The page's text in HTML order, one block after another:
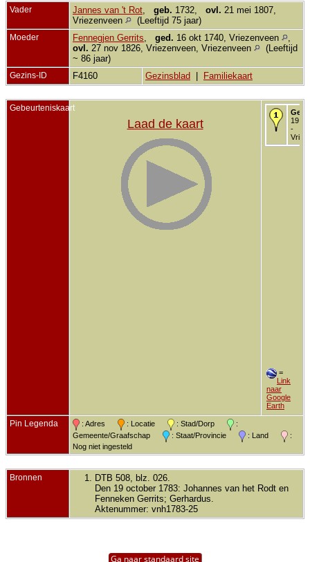
Vader Jannes van 't Rot geb. 1732, ovl. 21 mei 1807,
Vriezenveen
(Leeftijd 75 jaar)
Moeder Fennegjen Gerrits ged. 16 okt 1740, Vriezenveen
ovl. 27 nov 1826, Vriezenveen, Vriezenveen
(Leeftijd
~ 86 jaar)
Gezins-ID F4160 Gezinsblad Familiekaart
Gebeurteniskaart
Laad de kaart
19
-
=
Link
naar
Google
Earth
Pin Legenda : Adres : Locatie : Stad/Dorp
:
Gemeente/Graafschap
: Staat/Provincie : Land
:
Nog niet ingesteld
Bronnen
DTB 508, blz. 026.
Den 19 october 1783: Johannes van het Rodt en
Fenneken Gerrits; Gerhardus.
Aktenummer: vnh1783-25
Ga naar standaard site